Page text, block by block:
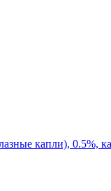
капли), 0.5%,